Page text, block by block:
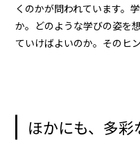
くのかが問われています。
か。どのような学びの姿を
ていけばよいのか。そのヒ
ほかにも、多